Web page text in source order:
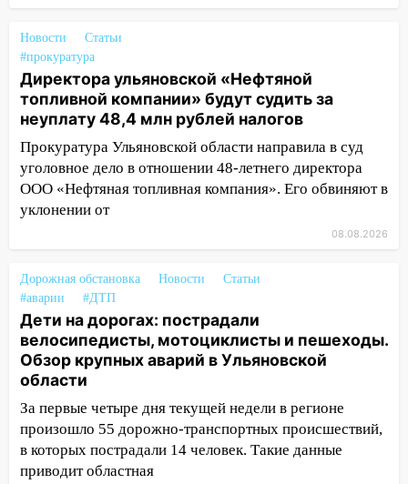
16:35
В Ульяновске установили ещё
девять бункеров для крупногабаритного
мусора
16:26 В Ульяновске бесплатно покажут
матч «Волги» под открытым небом
16:12 В Ульяновском госуниверситете
разработают отечественный прибор для
цифровой ПЦР
Ульяновцы могут вернуть деньги
клуба «Рекорд-Fitness»
15:34
После вмешательства
прокуратуры в селах Ульяновской
области привели в порядок детские
площадки
капремонт школы в селе Кивать
15:08 В Кузоватово после прокурорской
проверки обновили разметку на
Новости
Статьи
#прокуратура
Директора ульяновской «Нефтяной
топливной компании» будут судить за
неуплату 48,4 млн рублей налогов
Прокуратура Ульяновской области направила в суд
уголовное дело в отношении 48-летнего директора
ООО «Нефтяная топливная компания». Его обвиняют в
уклонении от
08.08.2026
Дорожная обстановка Новости
Статьи
#аварии
#ДТП
Дети на дорогах: пострадали
велосипедисты, мотоциклисты и пешеходы.
Обзор крупных аварий в Ульяновской
области
За первые четыре дня текущей недели в регионе
произошло 55 дорожно-транспортных происшествий,
в которых пострадали 14 человек. Такие данные
приводит областная